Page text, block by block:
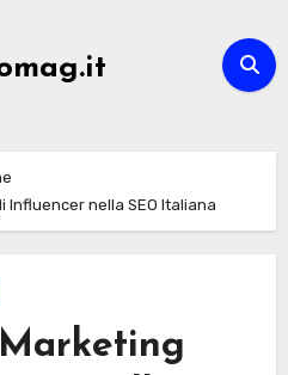
nella SEO Italiana